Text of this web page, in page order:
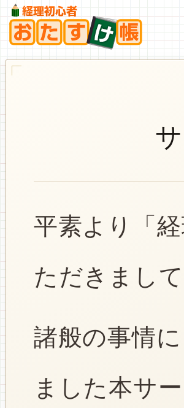
平素より「
ただきまし
諸般の事情
ました本サ